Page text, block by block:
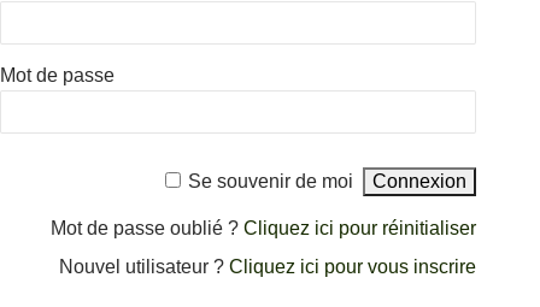
Mot de passe
Se souvenir de moi
Mot de passe oublié ?Cliquez ici pour réinitialiser
Nouvel utilisateur ?Cliquez ici pour vous inscrire